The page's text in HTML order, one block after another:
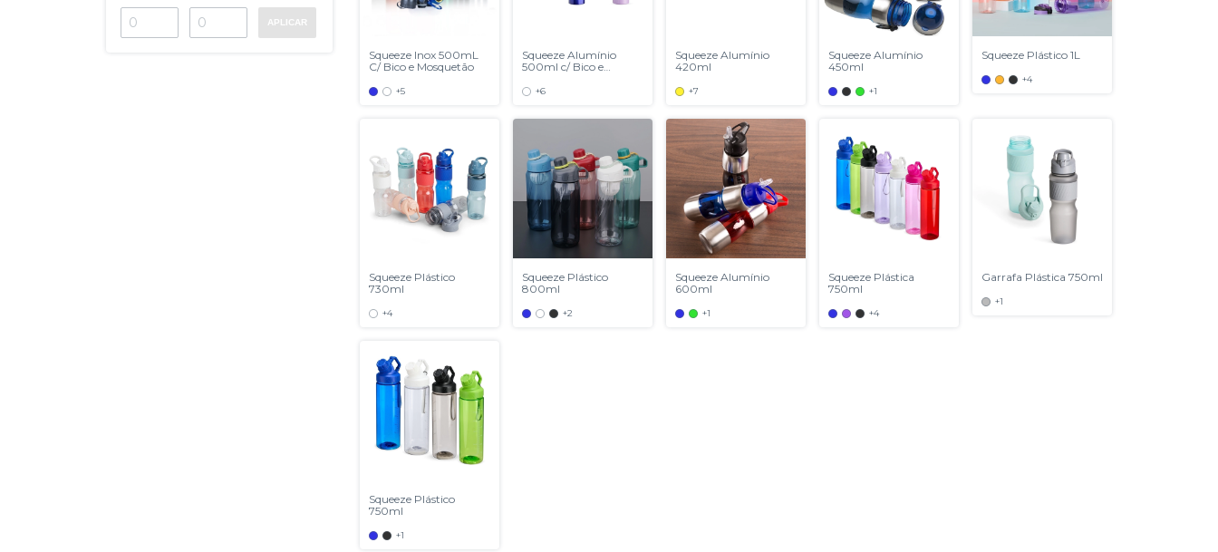
APLICAR
Squeeze Inox 500mL
C/ Bico e Mosquetão
+5
Squeeze Alumínio
500ml c/ Bico e
+6
Squeeze Alumínio
420ml
+7
Squeeze Alumínio
450ml
+1
Squeeze Plástico 1L
+4
Squeeze Plástico
730ml
+4
Squeeze Plástico
800ml
+2
Squeeze Alumínio
600ml
+1
Squeeze Plástica
750ml
+4
Garrafa Plástica 750ml
+1
Squeeze Plástico
750ml
+1